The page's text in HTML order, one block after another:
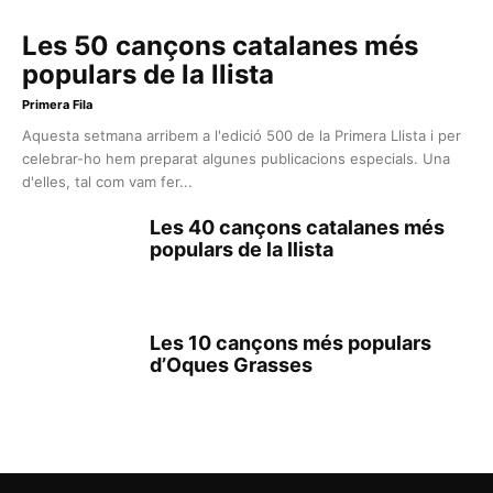
Les 50 cançons catalanes més
populars de la llista
Primera Fila
Aquesta setmana arribem a l'edició 500 de la Primera Llista i per
celebrar-ho hem preparat algunes publicacions especials. Una
d'elles, tal com vam fer...
Les 40 cançons catalanes més
populars de la llista
Les 10 cançons més populars
d’Oques Grasses